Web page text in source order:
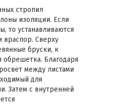
стропил
изоляции. Если
то устанавливаются
враспор. Сверху
бруски, к
обрешетка. Благодаря
между листами
для
Затем с внутренней